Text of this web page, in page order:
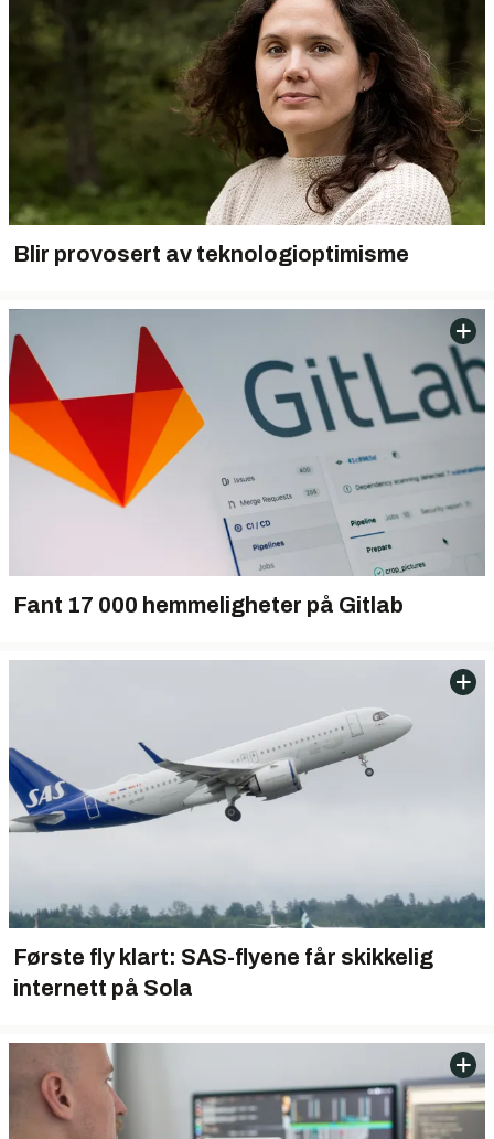
Blir provosert av teknologioptimisme
Fant 17 000 hemmeligheter på Gitlab
Første fly klart: SAS-flyene får skikkelig
internett på Sola